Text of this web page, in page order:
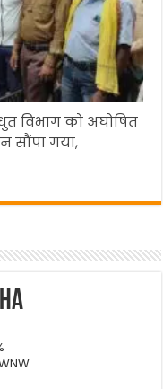
विभाग को अघोषित
सौंपा गया,